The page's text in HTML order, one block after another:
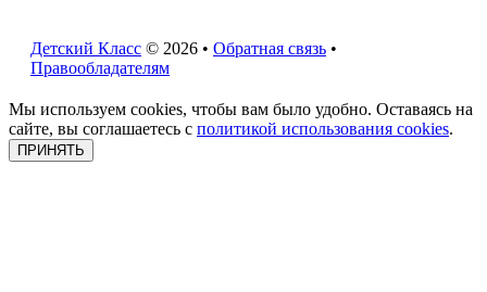
Детский Класс © 2026 • Обратная связь •
Правообладателям
Мы используем cookies, чтобы вам было удобно. Оставаясь на
сайте, вы соглашаетесь с политикой использования cookies.
ПРИНЯТЬ